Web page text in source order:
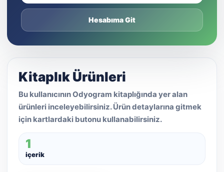
Hesabıma Git
Kitaplık Ürünleri
Bu kullanıcının Odyogram kitaplığında yer alan
ürünleri inceleyebilirsiniz. Ürün detaylarına gitmek
için kartlardaki butonu kullanabilirsiniz.
1
içerik